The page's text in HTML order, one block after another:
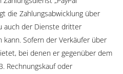
die Zahlungsabwicklung über
auch der Dienste dritter
Sofern der Verkäufer über
bei denen er gegenüber dem
Rechnungskauf oder